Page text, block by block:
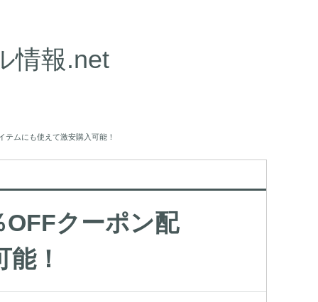
情報.net
ムにも使えて激安購入可能！
クーポン配
！